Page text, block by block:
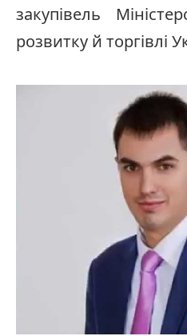
закупівель
розвитку й торгівлі